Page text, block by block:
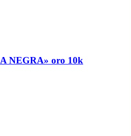
NEGRA» oro 10k